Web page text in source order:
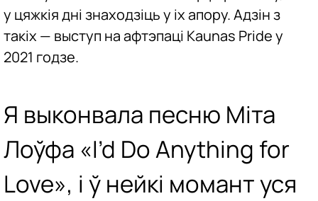
у цяжкія дні знаходзіць у іх апору. Адзін з
такіх — выступ на афтэпаці Kaunas Pride у
2021 годзе.
Я выконвала песню Міта
Лоўфа «I’d Do Anything for
Love», і ў нейкі момант уся